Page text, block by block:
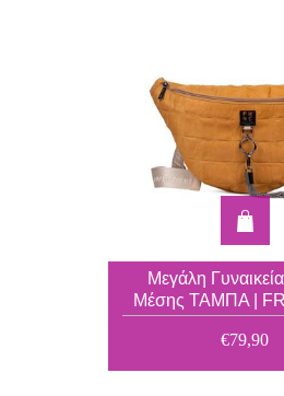
Μεγάλη
Μέσης ΤΑΜΠΑ |
€79,90